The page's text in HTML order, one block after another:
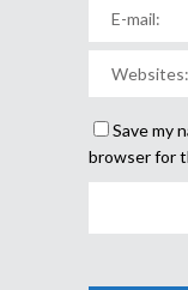
Save my
browser for